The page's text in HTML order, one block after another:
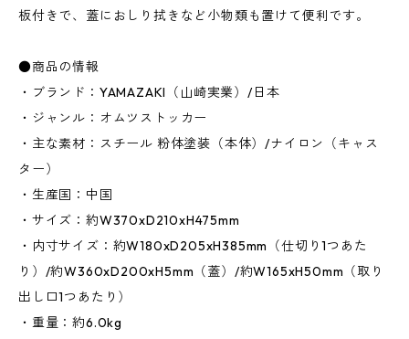
板付きで、蓋におしり拭きなど小物類も置けて便利です。
●商品の情報
・ブランド：YAMAZAKI（山崎実業）/日本
・ジャンル：オムツストッカー
・主な素材：スチール 粉体塗装（本体）/ナイロン（キャス
ター）
・生産国：中国
・サイズ：約W370xD210xH475mm
・内寸サイズ：約W180xD205xH385mm（仕切り1つあた
り）/約W360xD200xH5mm（蓋）/約W165xH50mm（取り
出し口1つあたり）
・重量：約6.0kg